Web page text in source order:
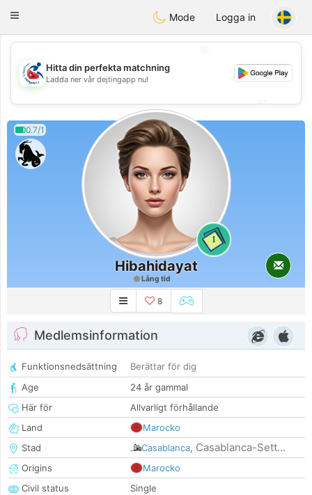
Handi Space
Toggle
Mode Logga in
💖
💕
Hitta din perfekta matchning
Ladda ner vår dejtingapp nu!
0.7/1
1
Hibahidayat
Lång tid
8
Medlemsinformation
Funktionsnedsättning
Berättar för dig
Age
24 år gammal
Här för
Allvarligt förhållande
Land
Marocko
Stad
Casablanca, Casablanca-Sett...
Origins
Marocko
Civil status
Single